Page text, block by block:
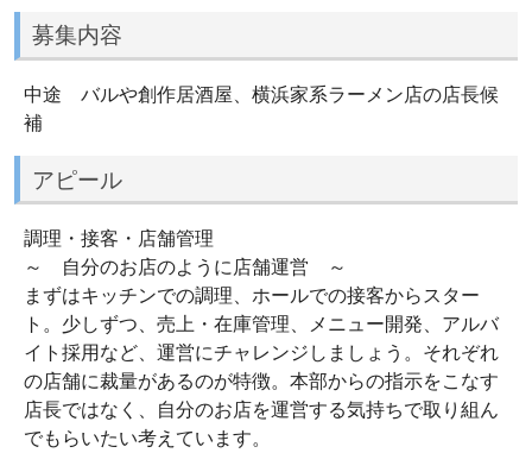
募集内容
中途 バルや創作居酒屋、横浜家系ラーメン店の店長候
補
アピール
調理・接客・店舗管理
～ 自分のお店のように店舗運営 ～
まずはキッチンでの調理、ホールでの接客からスター
ト。少しずつ、売上・在庫管理、メニュー開発、アルバ
イト採用など、運営にチャレンジしましょう。それぞれ
の店舗に裁量があるのが特徴。本部からの指示をこなす
店長ではなく、自分のお店を運営する気持ちで取り組ん
でもらいたい考えています。